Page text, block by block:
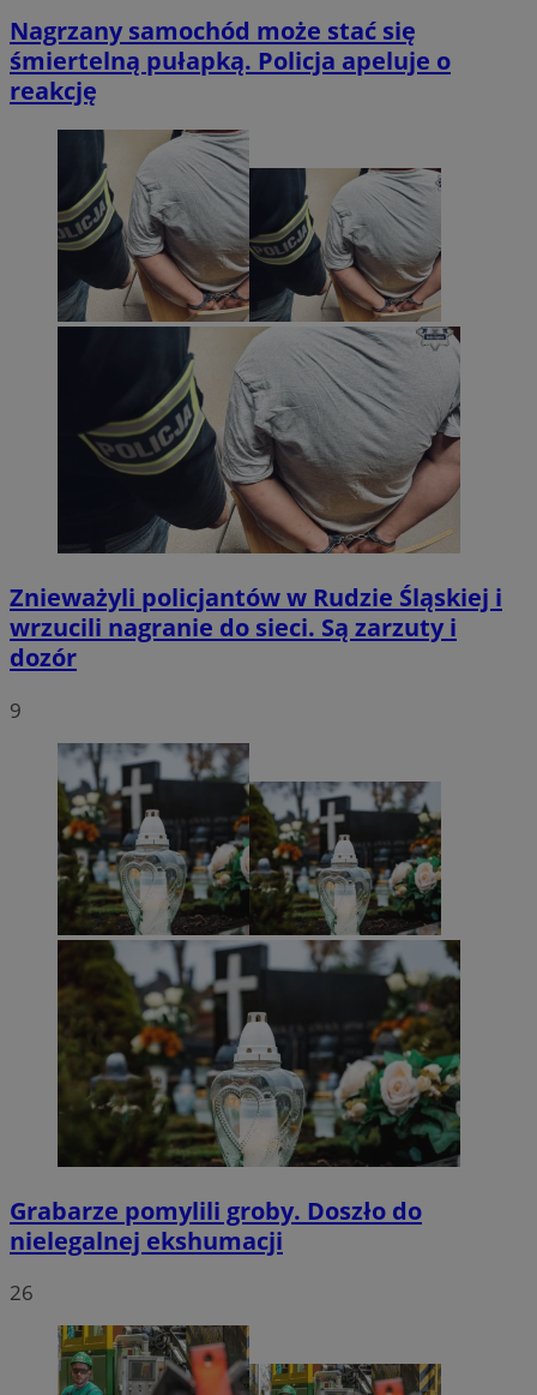
Nagrzany samochód może stać się
śmiertelną pułapką. Policja apeluje o
reakcję
Znieważyli policjantów w Rudzie Śląskiej i
wrzucili nagranie do sieci. Są zarzuty i
dozór
9
Grabarze pomylili groby. Doszło do
nielegalnej ekshumacji
26